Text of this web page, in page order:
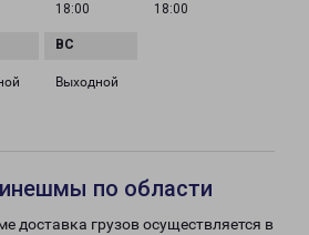
18:00 18:00
Выходной
по области
доставка грузов осуществляется в